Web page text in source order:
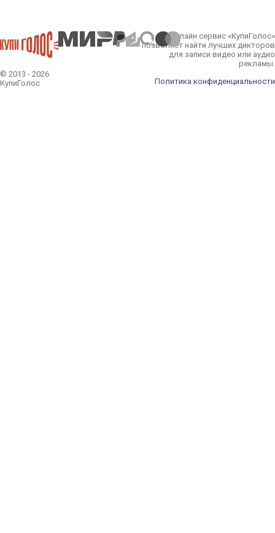
© 2013 - 2026
КупиГолос
Онлайн сервис «КупиГолос»
позволяет найти лучших дикторов
для записи видео или аудио
рекламы.
Политика конфиденциальности